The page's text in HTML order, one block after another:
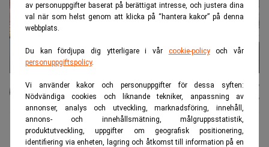
av personuppgifter baserat på berättigat intresse, och justera dina
val när som helst genom att klicka på “hantera kakor” på denna
webbplats.
Du kan fördjupa dig ytterligare i vår cookie-policyoch vår
personuppgiftspolicy.
Vi använder kakor och personuppgifter för dessa syften:
Nödvändiga cookies och liknande tekniker, anpassning av
annonser, analys och utveckling, marknadsföring, innehåll,
annons- och innehållsmätning, målgruppsstatistik,
produktutveckling, uppgifter om geografisk positionering,
identifiering via enheten, lagring och åtkomst till information på en
Edvard
Lundkvist
Publicerad: 02 juli 2026
Uppdaterad:02 juli 2026
Under Almedalsveckan har samtalen om demokratins